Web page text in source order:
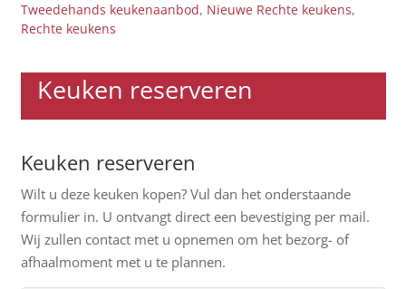
Tweedehands keukenaanbod, Nieuwe Rechte keukens,
Rechte keukens
Keuken reserveren
Keuken reserveren
Wilt u deze keuken kopen? Vul dan het onderstaande
formulier in. U ontvangt direct een bevestiging per mail.
Wij zullen contact met u opnemen om het bezorg- of
afhaalmoment met u te plannen.